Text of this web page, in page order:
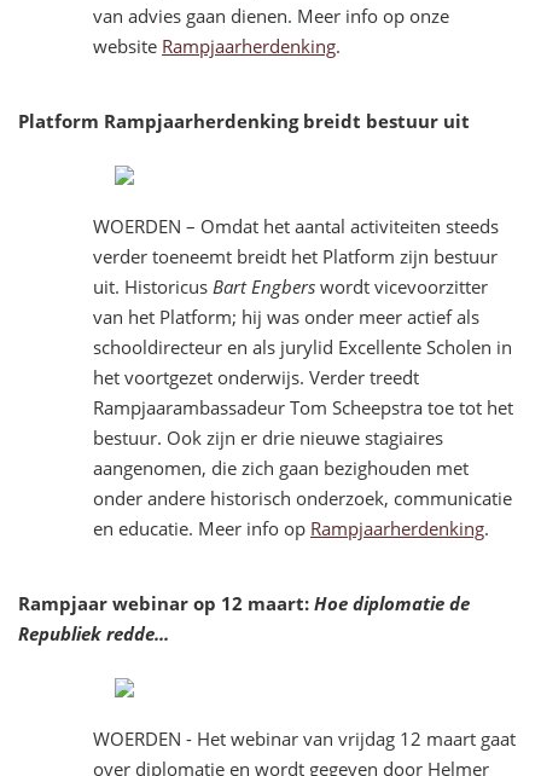
van advies gaan dienen. Meer info op onze
website Rampjaarherdenking.
Platform Rampjaarherdenking breidt bestuur uit
WOERDEN – Omdat het aantal activiteiten steeds
verder toeneemt breidt het Platform zijn bestuur
uit. Historicus Bart Engbers wordt vicevoorzitter
van het Platform; hij was onder meer actief als
schooldirecteur en als jurylid Excellente Scholen in
het voortgezet onderwijs. Verder treedt
Rampjaarambassadeur Tom Scheepstra toe tot het
bestuur. Ook zijn er drie nieuwe stagiaires
aangenomen, die zich gaan bezighouden met
onder andere historisch onderzoek, communicatie
en educatie. Meer info op Rampjaarherdenking.
Rampjaar webinar op 12 maart: Hoe diplomatie de
Republiek redde...
WOERDEN - Het webinar van vrijdag 12 maart gaat
over diplomatie en wordt gegeven door Helmer